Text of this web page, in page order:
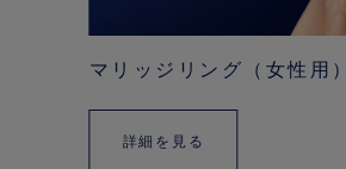
マリッジリング（女性用）
詳細を見る